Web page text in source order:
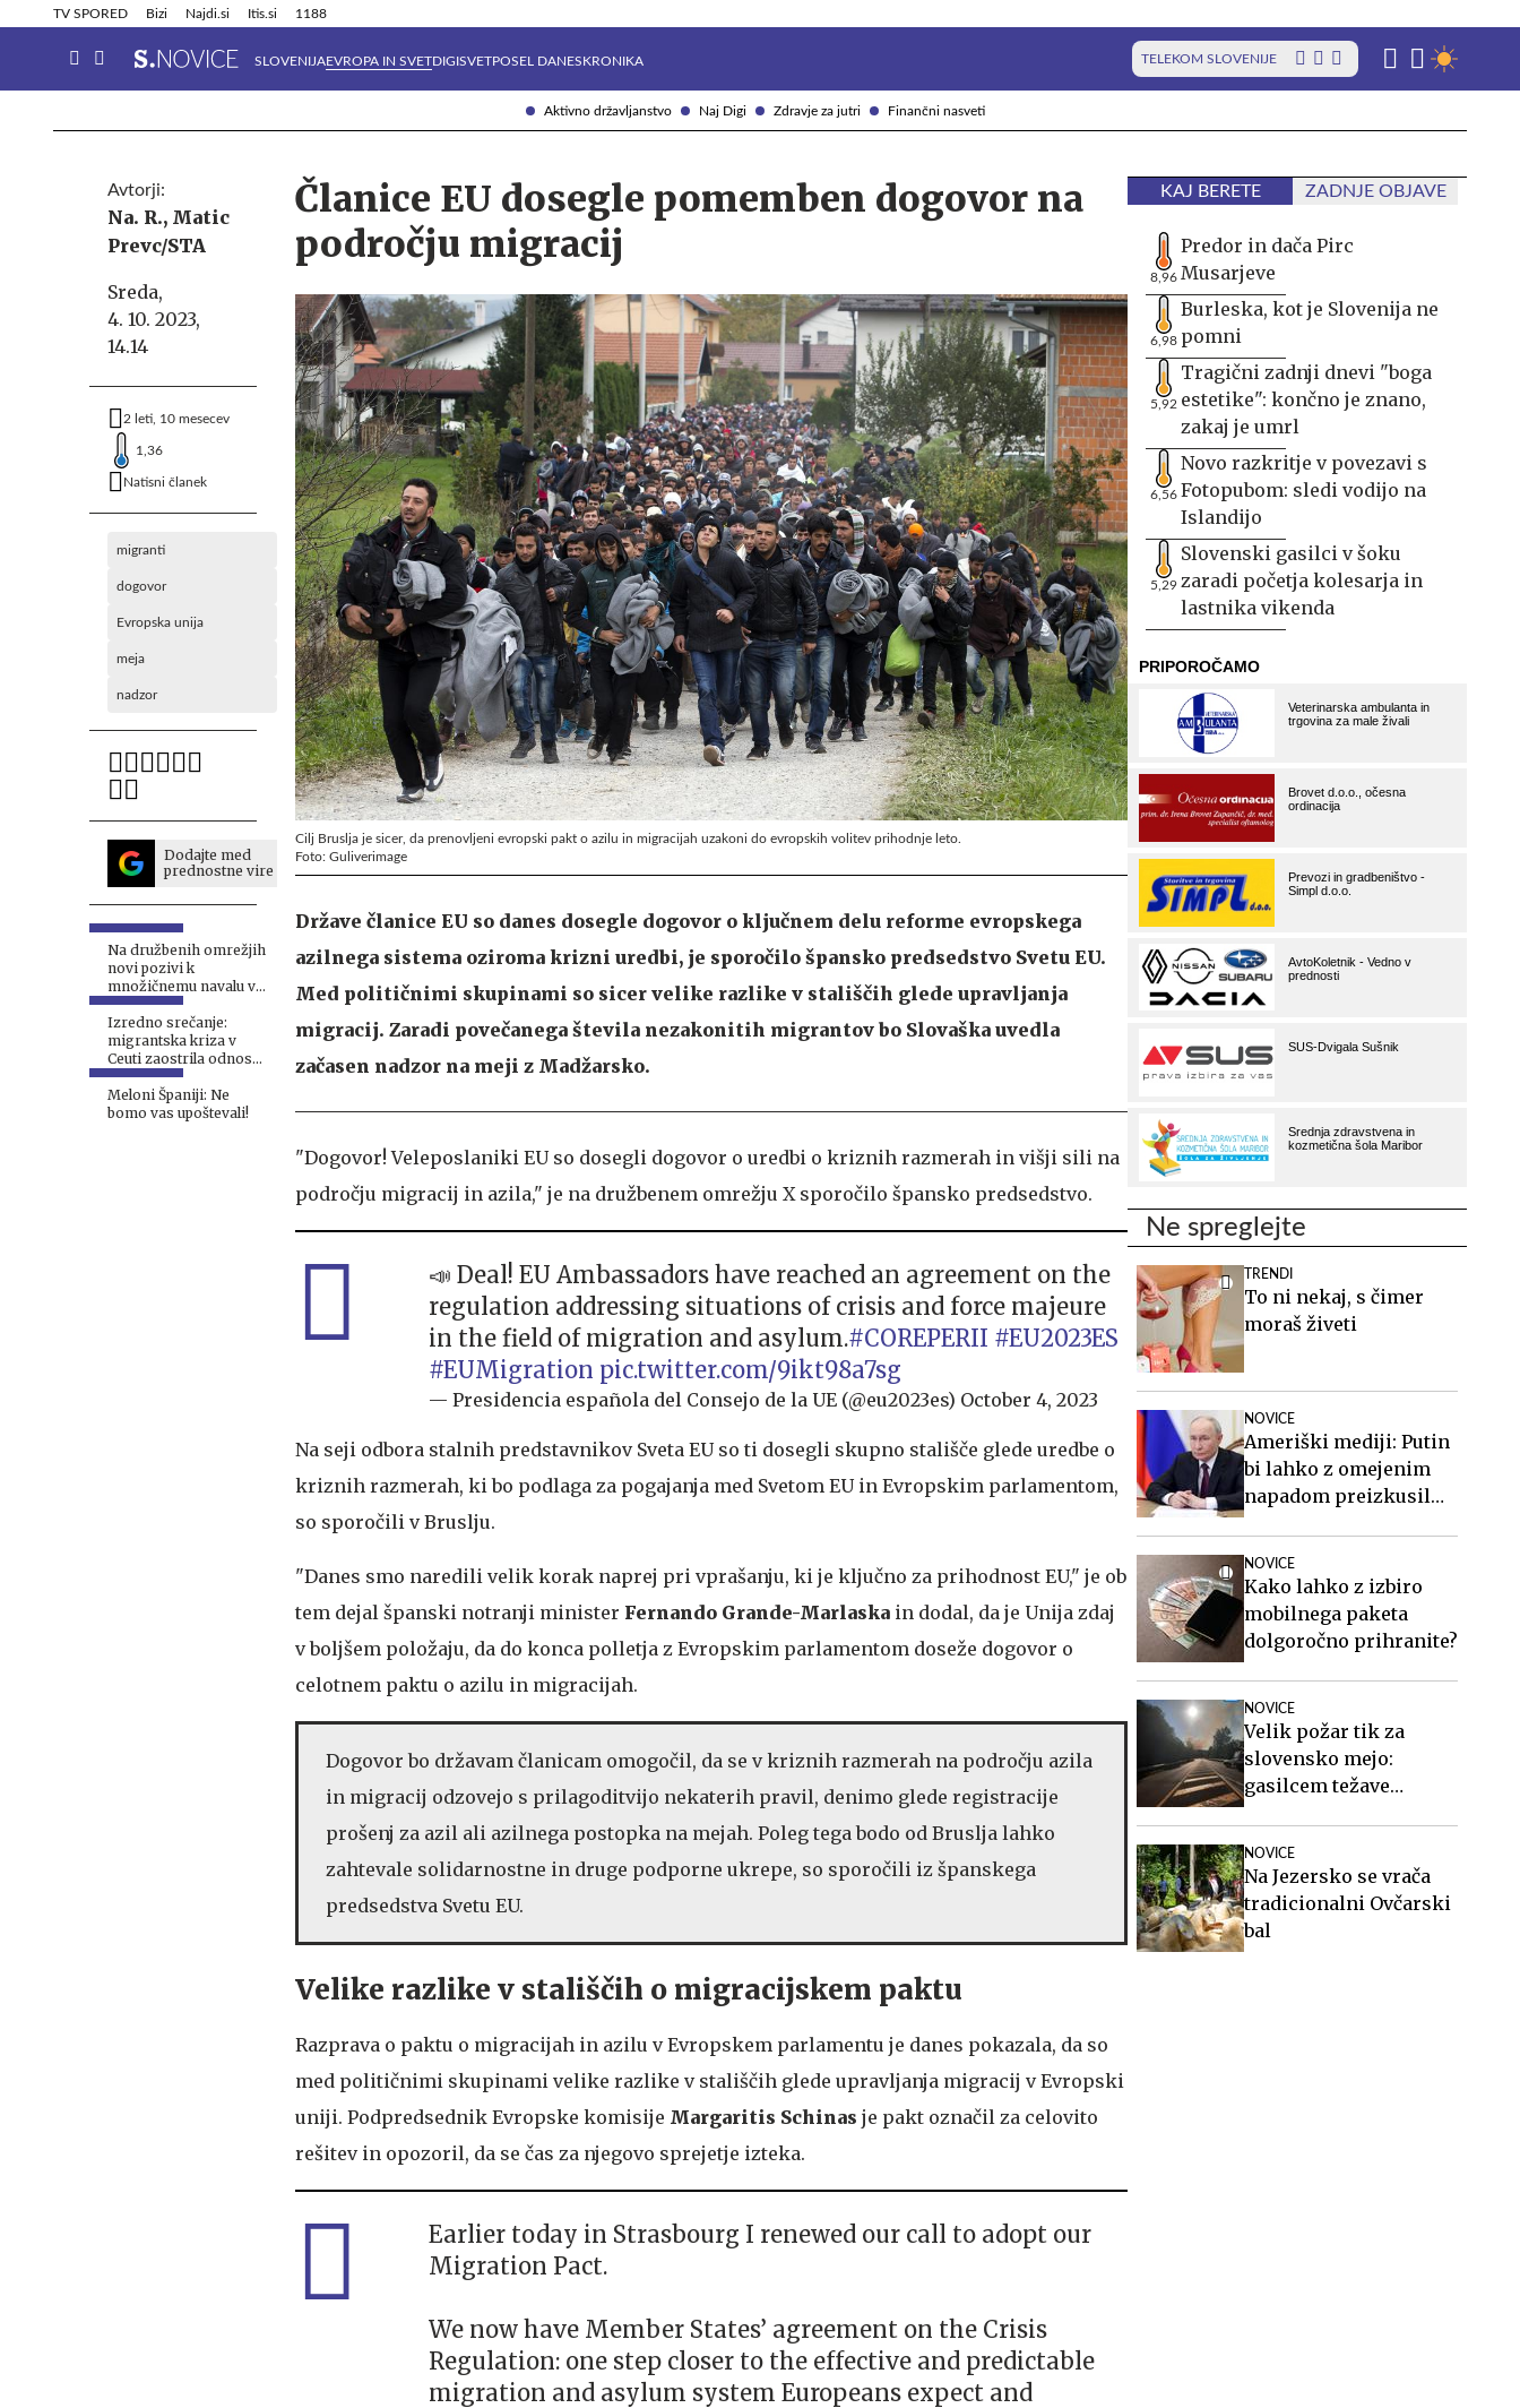
Aktivno državljanstvo Naj Digi Zdravje za jutri Finančni nasveti
TV SPORED Bizi Najdi.si Itis.si 1188
SLOVENIJAEVROPA IN SVETDIGISVETPOSEL DANESKRONIKA TELEKOM SLOVENIJE
Info in obvestila Tehnik
Avtorji:
Na. R., Matic
Prevc/STA
Sreda,
4. 10. 2023,
14.14
2 leti, 10 mesecev
1,36
Natisni članek
migranti
dogovor
Evropska unija
meja
nadzor
Dodajte med
prednostne vire
Na družbenih omrežjih
novi pozivi k
množičnemu navalu v
Ceuto
Izredno srečanje:
migrantska kriza v
Ceuti zaostrila odnose
v EU
Meloni Španiji: Ne
bomo vas upoštevali!
Članice EU dosegle pomemben dogovor na
področju migracij
Cilj Bruslja je sicer, da prenovljeni evropski pakt o azilu in migracijah uzakoni do evropskih volitev prihodnje leto.
Foto: Guliverimage
Države članice EU so danes dosegle dogovor o ključnem delu reforme evropskega
azilnega sistema oziroma krizni uredbi, je sporočilo špansko predsedstvo Svetu EU.
Med političnimi skupinami so sicer velike razlike v stališčih glede upravljanja
migracij. Zaradi povečanega števila nezakonitih migrantov bo Slovaška uvedla
začasen nadzor na meji z Madžarsko.
"Dogovor! Veleposlaniki EU so dosegli dogovor o uredbi o kriznih razmerah in višji sili na
področju migracij in azila," je na družbenem omrežju X sporočilo špansko predsedstvo.
📣 Deal! EU Ambassadors have reached an agreement on the
regulation addressing situations of crisis and force majeure
in the field of migration and asylum.#COREPERII #EU2023ES
#EUMigration pic.twitter.com/9ikt98a7sg
— Presidencia española del Consejo de la UE (@eu2023es) October 4, 2023
Na seji odbora stalnih predstavnikov Sveta EU so ti dosegli skupno stališče glede uredbe o
kriznih razmerah, ki bo podlaga za pogajanja med Svetom EU in Evropskim parlamentom,
so sporočili v Bruslju.
"Danes smo naredili velik korak naprej pri vprašanju, ki je ključno za prihodnost EU," je ob
tem dejal španski notranji minister Fernando Grande-Marlaska in dodal, da je Unija zdaj
v boljšem položaju, da do konca polletja z Evropskim parlamentom doseže dogovor o
celotnem paktu o azilu in migracijah.
Dogovor bo državam članicam omogočil, da se v kriznih razmerah na področju azila
in migracij odzovejo s prilagoditvijo nekaterih pravil, denimo glede registracije
prošenj za azil ali azilnega postopka na mejah. Poleg tega bodo od Bruslja lahko
zahtevale solidarnostne in druge podporne ukrepe, so sporočili iz španskega
predsedstva Svetu EU.
Velike razlike v stališčih o migracijskem paktu
Razprava o paktu o migracijah in azilu v Evropskem parlamentu je danes pokazala, da so
med političnimi skupinami velike razlike v stališčih glede upravljanja migracij v Evropski
uniji. Podpredsednik Evropske komisije Margaritis Schinas je pakt označil za celovito
rešitev in opozoril, da se čas za njegovo sprejetje izteka.
Earlier today in Strasbourg I renewed our call to adopt our
Migration Pact.
We now have Member States’ agreement on the Crisis
Regulation: one step closer to the effective and predictable
migration and asylum system Europeans expect and
KAJ BERETE ZADNJE OBJAVE
8,96
Predor in dača Pirc
Musarjeve
6,98
Burleska, kot je Slovenija ne
pomni
5,92
Tragični zadnji dnevi "boga
estetike": končno je znano,
zakaj je umrl
6,56
Novo razkritje v povezavi s
Fotopubom: sledi vodijo na
Islandijo
5,29
Slovenski gasilci v šoku
zaradi početja kolesarja in
lastnika vikenda
Ne spreglejte
TRENDI
To ni nekaj, s čimer
moraš živeti
NOVICE
Ameriški mediji: Putin
bi lahko z omejenim
napadom preizkusil
NOVICE
Kako lahko z izbiro
mobilnega paketa
dolgoročno prihranite?
NOVICE
Velik požar tik za
slovensko mejo:
gasilcem težave
sredstva
NOVICE
Na Jezersko se vrača
tradicionalni Ovčarski
bal